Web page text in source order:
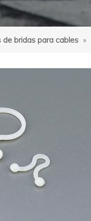
de bridas para cables »